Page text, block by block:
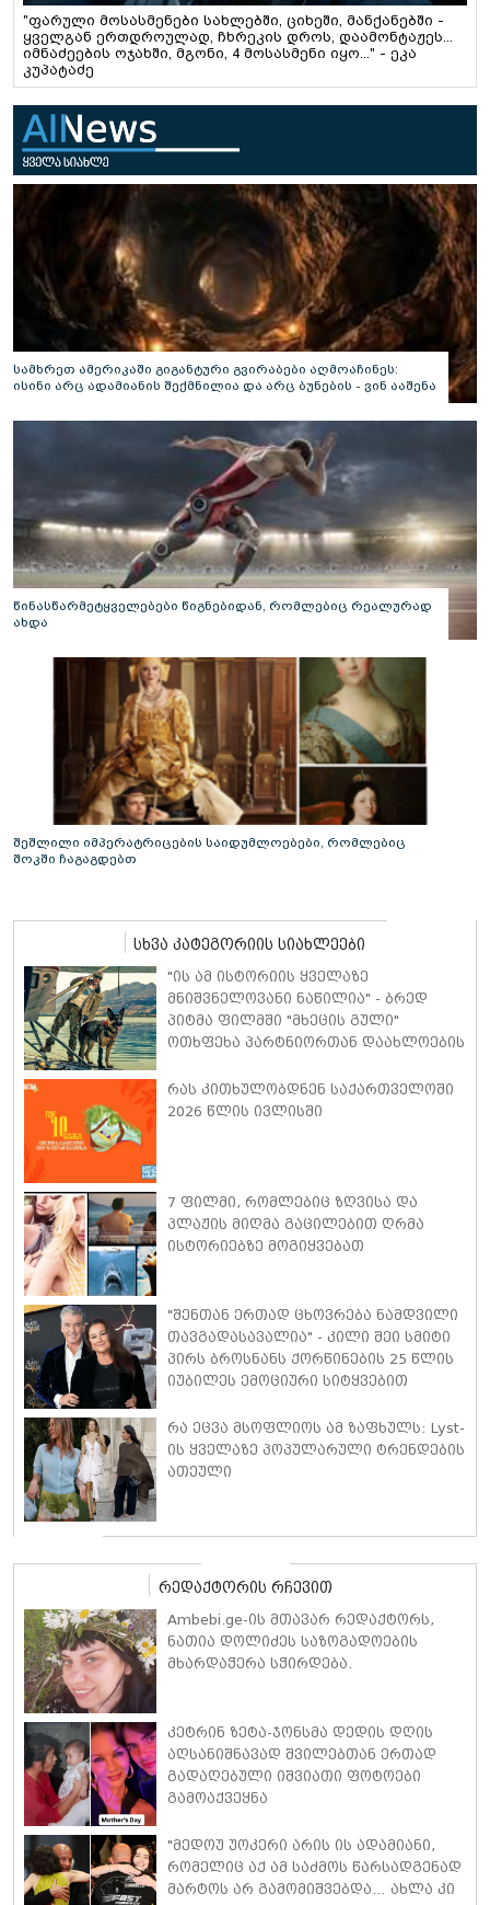
"ფარული მოსასმენები სახლებში, ციხეში, მანქანებში -
ყველგან ერთდროულად, ჩხრეკის დროს, დაამონტაჟეს...
იმნაძეების ოჯახში, მგონი, 4 მოსასმენი იყო..." - ეკა
კუპატაძე
სამხრეთ ამერიკაში გიგანტური გვირაბები აღმოაჩინეს:
ისინი არც ადამიანის შექმნილია და არც ბუნების - ვინ ააშენა
წინასწარმეტყველებები წიგნებიდან, რომლებიც რეალურად
ახდა
შეშლილი იმპერატრიცების საიდუმლოებები, რომლებიც
შოკში ჩაგაგდებთ
სხვა კატეგორიის სიახლეები
"ის ამ ისტორიის ყველაზე
მნიშვნელოვანი ნაწილია" - ბრედ
პიტმა ფილმში "მხეცის გული"
ოთხფეხა პარტნიორთან დაახლოების
ისაუბრა
რას კითხულობდნენ საქართველოში
2026 წლის ივლისში
7 ფილმი, რომლებიც ზღვისა და
პლაჟის მიღმა გაცილებით ღრმა
ისტორიებზე მოგიყვებათ
"შენთან ერთად ცხოვრება ნამდვილი
თავგადასავალია" - კილი შეი სმიტი
პირს ბროსნანს ქორწინების 25 წლის
იუბილეს ემოციური სიტყვებით
რა ეცვა მსოფლიოს ამ ზაფხულს: Lyst-
ის ყველაზე პოპულარული ტრენდების
ათეული
რედაქტორის რჩევით
Ambebi.ge-ის მთავარ რედაქტორს,
ნათია დოლიძეს საზოგადოების
მხარდაჭერა სჭირდება.
კეტრინ ზეტა-ჯონსმა დედის დღის
აღსანიშნავად შვილებთან ერთად
გადაღებული იშვიათი ფოტოები
გამოაქვეყნა
"მედოუ უოკერი არის ის ადამიანი,
რომელიც აქ ამ საძმოს წარსადგენად
მარტოს არ გამომიშვებდა… ახლა კი